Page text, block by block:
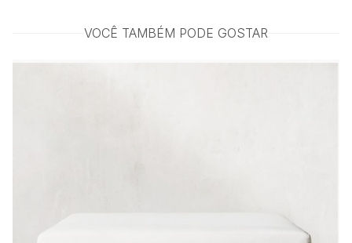
VOCÊ TAMBÉM PODE GOSTAR